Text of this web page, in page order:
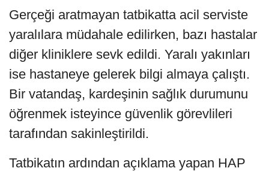
Gerçeği aratmayan tatbikatta acil serviste
yaralılara müdahale edilirken, bazı hastalar
diğer kliniklere sevk edildi. Yaralı yakınları
ise hastaneye gelerek bilgi almaya çalıştı.
Bir vatandaş, kardeşinin sağlık durumunu
öğrenmek isteyince güvenlik görevlileri
tarafından sakinleştirildi.
Tatbikatın ardından açıklama yapan HAP